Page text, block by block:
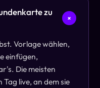
zu
+
Vorlage wählen,
einfügen,
Die meisten
live, an dem sie